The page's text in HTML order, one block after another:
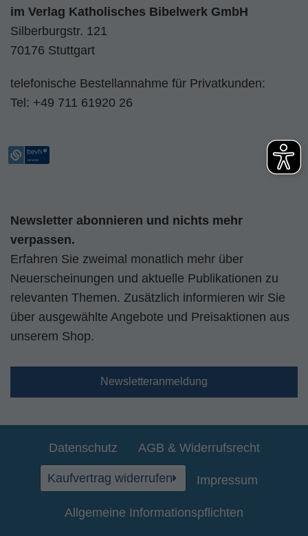
im Verlag Katholisches Bibelwerk GmbH
Silberburgstr. 121
70176 Stuttgart
telefonische Bestellannahme für Privatkunden:
Tel: +49 711 61920 26
Newsletter abonnieren und nichts mehr
verpassen.
Erfahren Sie zweimal monatlich mehr über
Neuerscheinungen und aktuelle Publikationen zu
relevanten Themen. Zusätzlich informieren wir Sie
über ausgewählte Angebote und Preisaktionen aus
unserem Shop.
Newsletteranmeldung
Datenschutz AGB & Widerrufsrecht
Kaufvertrag widerrufen Impressum
Allgemeine Informationspflichten